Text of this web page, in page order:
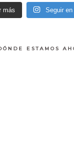
más Seguir
ESTAMOS